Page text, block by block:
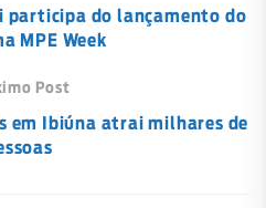
participa do lançamento do
MPE Week
Post
em Ibiúna atrai milhares de